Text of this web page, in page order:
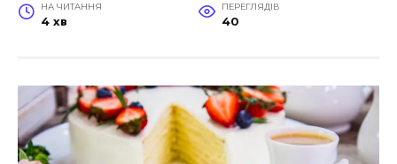
НА ЧИТАННЯ
4 хв
ПЕРЕГЛЯДІВ
40